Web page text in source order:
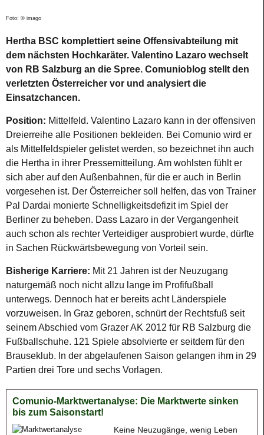
Foto: © imago
Hertha BSC komplettiert seine Offensivabteilung mit
dem nächsten Hochkaräter. Valentino Lazaro wechselt
von RB Salzburg an die Spree. Comunioblog stellt den
verletzten Österreicher vor und analysiert die
Einsatzchancen.
Position: Mittelfeld. Valentino Lazaro kann in der offensiven
Dreierreihe alle Positionen bekleiden. Bei Comunio wird er
als Mittelfeldspieler gelistet werden, so bezeichnet ihn auch
die Hertha in ihrer Pressemitteilung. Am wohlsten fühlt er
sich aber auf den Außenbahnen, für die er auch in Berlin
vorgesehen ist. Der Österreicher soll helfen, das von Trainer
Pal Dardai monierte Schnelligkeitsdefizit im Spiel der
Berliner zu beheben. Dass Lazaro in der Vergangenheit
auch schon als rechter Verteidiger ausprobiert wurde, dürfte
in Sachen Rückwärtsbewegung von Vorteil sein.
Bisherige Karriere: Mit 21 Jahren ist der Neuzugang
naturgemäß noch nicht allzu lange im Profifußball
unterwegs. Dennoch hat er bereits acht Länderspiele
vorzuweisen. In Graz geboren, schnürt der Rechtsfuß seit
seinem Abschied vom Grazer AK 2012 für RB Salzburg die
Fußballschuhe. 121 Spiele absolvierte er seitdem für den
Brauseklub. In der abgelaufenen Saison gelangen ihm in 29
Partien drei Tore und sechs Vorlagen.
Comunio-Marktwertanalyse: Die Marktwerte sinken
bis zum Saisonstart!
Keine Neuzugänge, wenig Leben